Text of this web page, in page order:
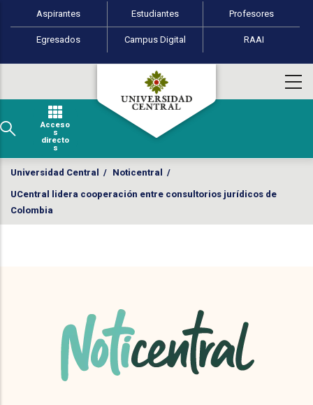
Pasar al contenido principal
Perfiles de usuario
Aspirantes Estudiantes Profesores
Egresados Campus Digital RAAI
Acceso
s
directo
s
Universidad Central / Noticentral /
UCentral lidera cooperación entre consultorios jurídicos de
Colombia